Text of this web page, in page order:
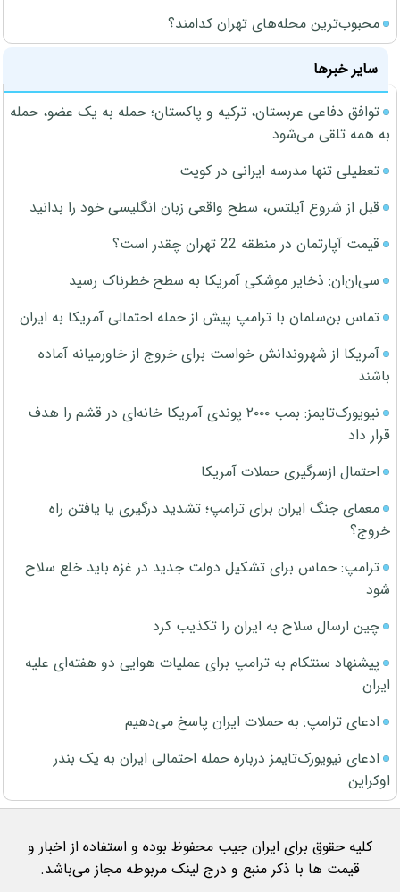
محبوب‌ترین محله‌های تهران کدامند؟
سایر خبرها
توافق دفاعی عربستان، ترکیه و پاکستان؛ حمله به یک عضو، حمله
به همه تلقی می‌شود
تعطیلی تنها مدرسه ایرانی در کویت
قبل از شروع آیلتس، سطح واقعی زبان انگلیسی خود را بدانید
قیمت آپارتمان در منطقه 22 تهران چقدر است؟
سی‌ان‌ان: ذخایر موشکی آمریکا به سطح خطرناک رسید
تماس بن‌سلمان با ترامپ پیش از حمله احتمالی آمریکا به ایران
آمریکا از شهروندانش خواست برای خروج از خاورمیانه آماده
باشند
نیویورک‌تایمز: بمب ۲۰۰۰ پوندی آمریکا خانه‌ای در قشم را هدف
قرار داد
احتمال ازسرگیری حملات آمریکا
معمای جنگ ایران برای ترامپ؛ تشدید درگیری یا یافتن راه
خروج؟
ترامپ: حماس برای تشکیل دولت جدید در غزه باید خلع سلاح
شود
چین ارسال سلاح به ایران را تکذیب کرد
پیشنهاد سنتکام به ترامپ برای عملیات هوایی دو هفته‌ای علیه
ایران
ادعای ترامپ: به حملات ایران پاسخ می‌دهیم
ادعای نیویورک‌تایمز درباره حمله احتمالی ایران به یک بندر
اوکراین
کلیه حقوق برای ایران جیب محفوظ بوده و استفاده از اخبار و
قیمت ها با ذکر منبع و درج لینک مربوطه مجاز می‌باشد.